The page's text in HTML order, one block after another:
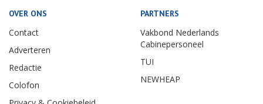
OVER ONS
Contact
Adverteren
Redactie
Colofon
PARTNERS
Vakbond Nederlands
Cabinepersoneel
TUI
NEWHEAP